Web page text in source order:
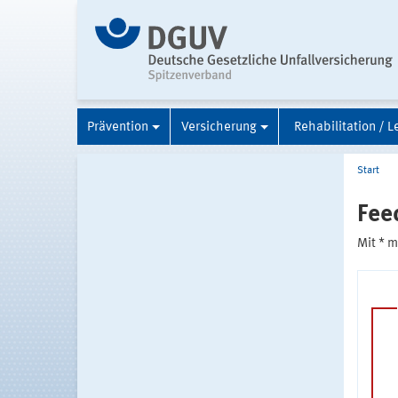
Prävention Versicherung Rehabilitation /
Start
Mit *